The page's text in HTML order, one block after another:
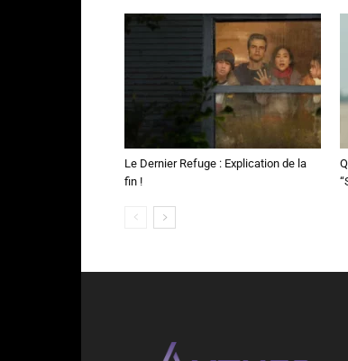
Le Dernier Refuge : Explication de la
fin !